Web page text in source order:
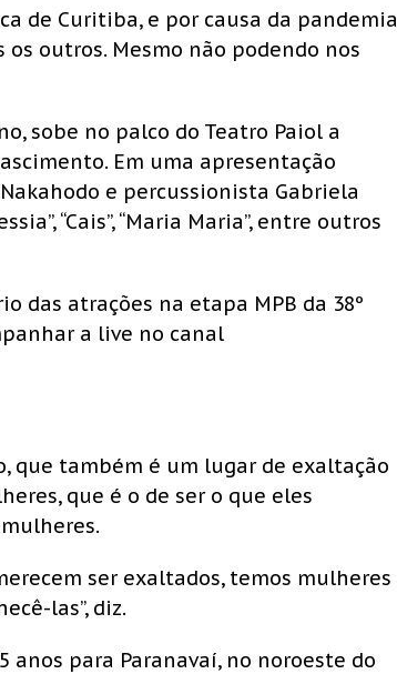
de Curitiba, e por causa da pandemia
outros. Mesmo não podendo nos
sobe no palco do Teatro Paiol a
Em uma apresentação
e percussionista Gabriela
“Cais”, “Maria Maria”, entre outros
das atrações na etapa MPB da 38º
a live no canal
que também é um lugar de exaltação
que é o de ser o que eles
ser exaltados, temos mulheres
las”, diz.
anos para Paranavaí, no noroeste do